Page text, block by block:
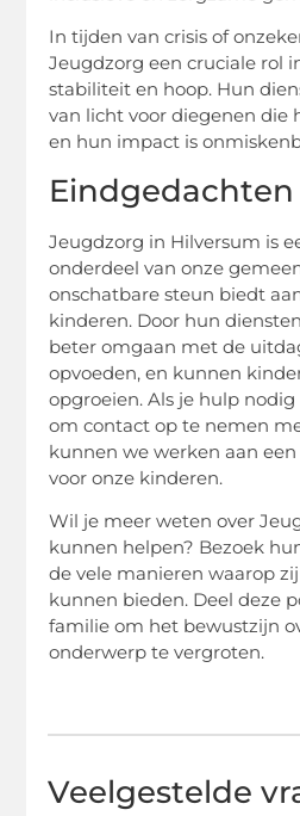
In tijden van crisis of
Jeugdzorg een cruciale rol
stabiliteit en hoop. Hun
van licht voor diegenen die
en hun impact is
Eindgedachten
Jeugdzorg in Hilversum is
onderdeel van onze
onschatbare steun biedt
kinderen. Door hun
beter omgaan met de
opvoeden, en kunnen
opgroeien. Als je hulp
om contact op te nemen
kunnen we werken aan
voor onze kinderen.
Wil je meer weten over
kunnen helpen? Bezoek
de vele manieren waarop
kunnen bieden. Deel deze
familie om het bewustzijn
onderwerp te vergroten.
Veelgestelde